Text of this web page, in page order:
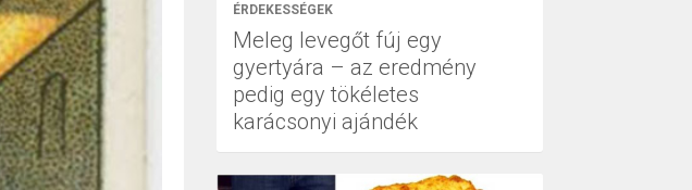
ÉRDEKESSÉGEK
Meleg levegőt fúj egy
gyertyára – az eredmény
pedig egy tökéletes
karácsonyi ajándék